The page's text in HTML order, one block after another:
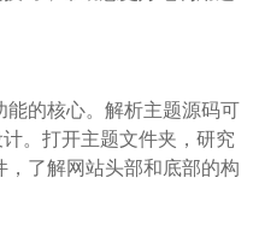
的核心。解析主题源码可
。打开主题文件夹，研究
了解网站头部和底部的构